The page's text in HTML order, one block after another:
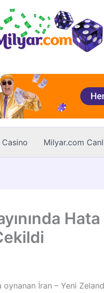
Milyar.com
İran – Yeni